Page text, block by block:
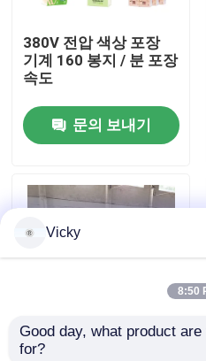
품질 관리
저희와 연락
뉴스
인용 을 요청 하십시오
티슈 페이퍼 생산 라인
380V 전압 색상 포장
기계 160 봉지 / 분 포장
속도
문의 보내기
터치 스크린 작동 인터
Vicky
8:50
Good day, what product
for?